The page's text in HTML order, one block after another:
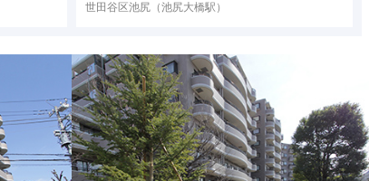
世田谷区池尻 （池尻大橋駅）